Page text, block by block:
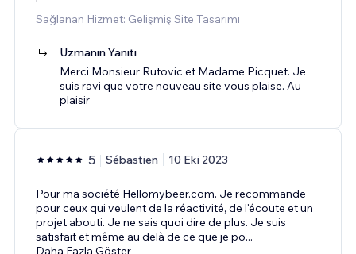
Sağlanan Hizmet: Gelişmiş Site Tasarımı
Uzmanın Yanıtı
Merci Monsieur Rutovic et Madame Picquet. Je
suis ravi que votre nouveau site vous plaise. Au
plaisir
5 Sébastien 10 Eki 2023
Pour ma société Hellomybeer.com. Je recommande
pour ceux qui veulent de la réactivité, de l'écoute et un
projet abouti. Je ne sais quoi dire de plus. Je suis
satisfait et même au delà de ce que je po...
Daha Fazla Göster